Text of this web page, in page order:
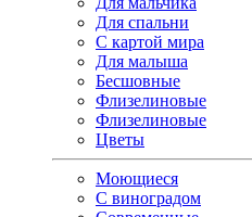
Для спальни
С картой мира
Для малыша
Бесшовные
Флизелиновые
Флизелиновые
Цветы
Моющиеся
С виноградом